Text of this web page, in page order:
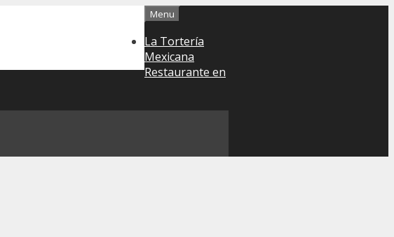
Menu
La Tortería
Mexicana
Restaurante en